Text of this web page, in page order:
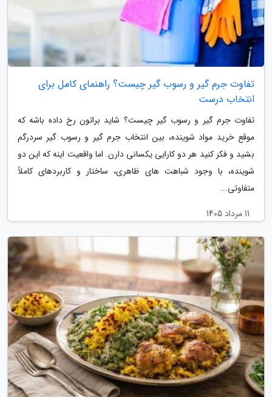
تفاوت جرم گیر و رسوب گیر چیست؟ راهنمای کامل برای
انتخاب درست
تفاوت جرم گیر و رسوب گیر چیست؟ شاید براتون رخ داده باشه که
موقع خرید مواد شوینده، بین انتخاب جرم گیر و رسوب گیر سردرگم
بشید و فکر کنید هر دو کارایی یکسانی دارن. اما واقعیت اینه که این دو
شوینده، با وجود شباهت های ظاهری، ساختار و کاربردهای کاملاً
متفاوتی...
11 مرداد 1405